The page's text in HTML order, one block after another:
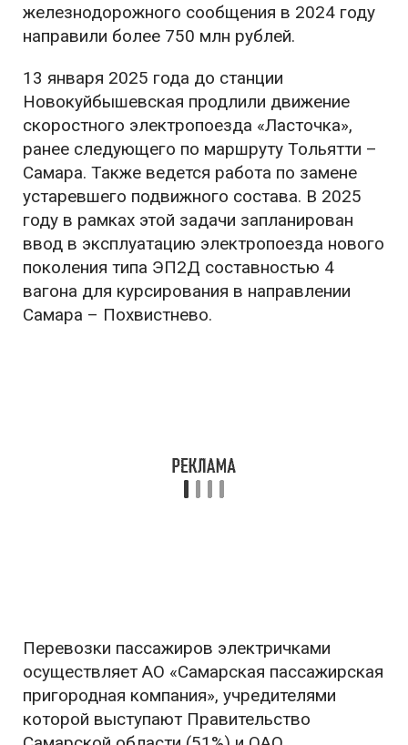
железнодорожного сообщения в 2024 году
направили более 750 млн рублей.
13 января 2025 года до станции
Новокуйбышевская продлили движение
скоростного электропоезда «Ласточка»,
ранее следующего по маршруту Тольятти –
Самара. Также ведется работа по замене
устаревшего подвижного состава. В 2025
году в рамках этой задачи запланирован
ввод в эксплуатацию электропоезда нового
поколения типа ЭП2Д составностью 4
вагона для курсирования в направлении
Самара – Похвистнево.
Перевозки пассажиров электричками
осуществляет АО «Самарская пассажирская
пригородная компания», учредителями
которой выступают Правительство